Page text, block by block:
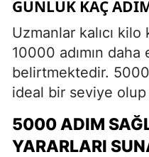
GÜNLÜK KAÇ
Uzmanlar kalıcı
10000 adımın
belirtmektedir. 5000
ideal bir seviye olup
5000 ADIM
YARARLARI